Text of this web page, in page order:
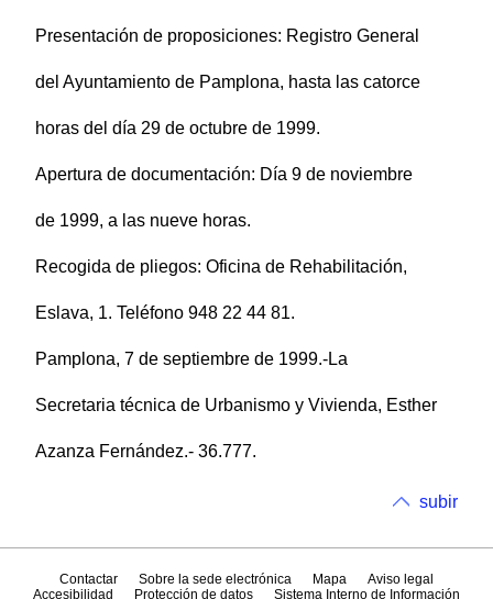
Presentación de proposiciones: Registro General
del Ayuntamiento de Pamplona, hasta las catorce
horas del día 29 de octubre de 1999.
Apertura de documentación: Día 9 de noviembre
de 1999, a las nueve horas.
Recogida de pliegos: Oficina de Rehabilitación,
Eslava, 1. Teléfono 948 22 44 81.
Pamplona, 7 de septiembre de 1999.-La
Secretaria técnica de Urbanismo y Vivienda, Esther
Azanza Fernández.- 36.777.
subir
Contactar Sobre la sede electrónica Mapa
Aviso legal
Accesibilidad
Protección de datos Sistema Interno de Información